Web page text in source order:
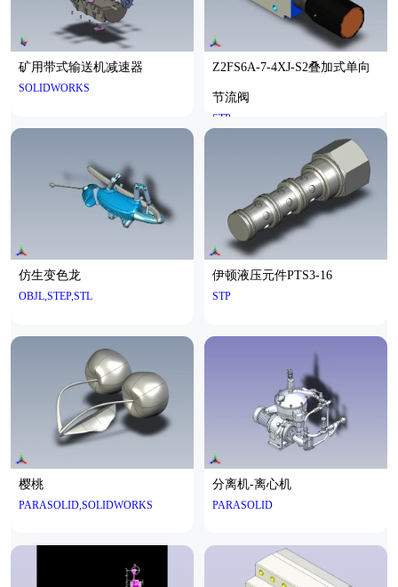
矿用带式输送机减速器
SOLIDWORKS
Z2FS6A-7-4XJ-S2叠加式单向
节流阀
STP
仿生变色龙
OBJL,STEP,STL
伊顿液压元件PTS3-16
STP
樱桃
PARASOLID,SOLIDWORKS
分离机-离心机
PARASOLID